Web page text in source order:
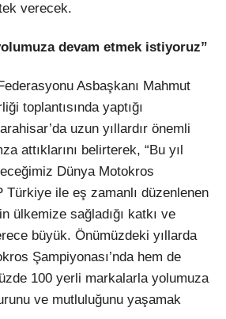
verecek.
devam etmek istiyoruz”
Asbaşkanı Mahmut
toplantısında yaptığı
uzun yıllardır önemli
attıklarını belirterek, “Bu yıl
Dünya Motokros
Türkiye ile eş zamanlı düzenlenen
ülkemize sağladığı katkı ve
büyük. Önümüzdeki yıllarda
Şampiyonası’nda hem de
100 yerli markalarla yolumuza
ve mutluluğunu yaşamak